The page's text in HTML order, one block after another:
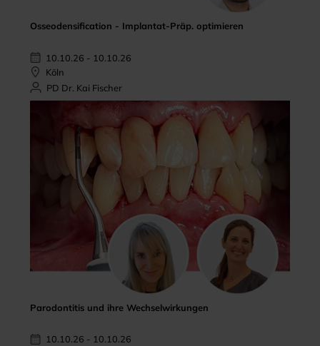
Osseodensification - Implantat-Präp. optimieren
10.10.26 - 10.10.26
Köln
PD Dr. Kai Fischer
Parodontitis und ihre Wechselwirkungen
10.10.26 - 10.10.26